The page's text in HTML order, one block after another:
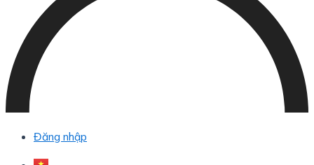
Đăng nhập